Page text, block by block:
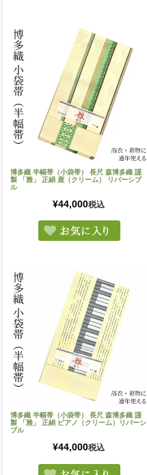
博多織 半幅帯（小袋帯） 長尺 森博多織 謹
製 「雅」 正絹 鹿（クリーム） リバーシブ
ル
¥44,000税込
博多織 半幅帯（小袋帯） 長尺 森博多織 謹
製 「雅」 正絹 ピアノ（クリーム）リバーシ
ブル
¥44,000税込